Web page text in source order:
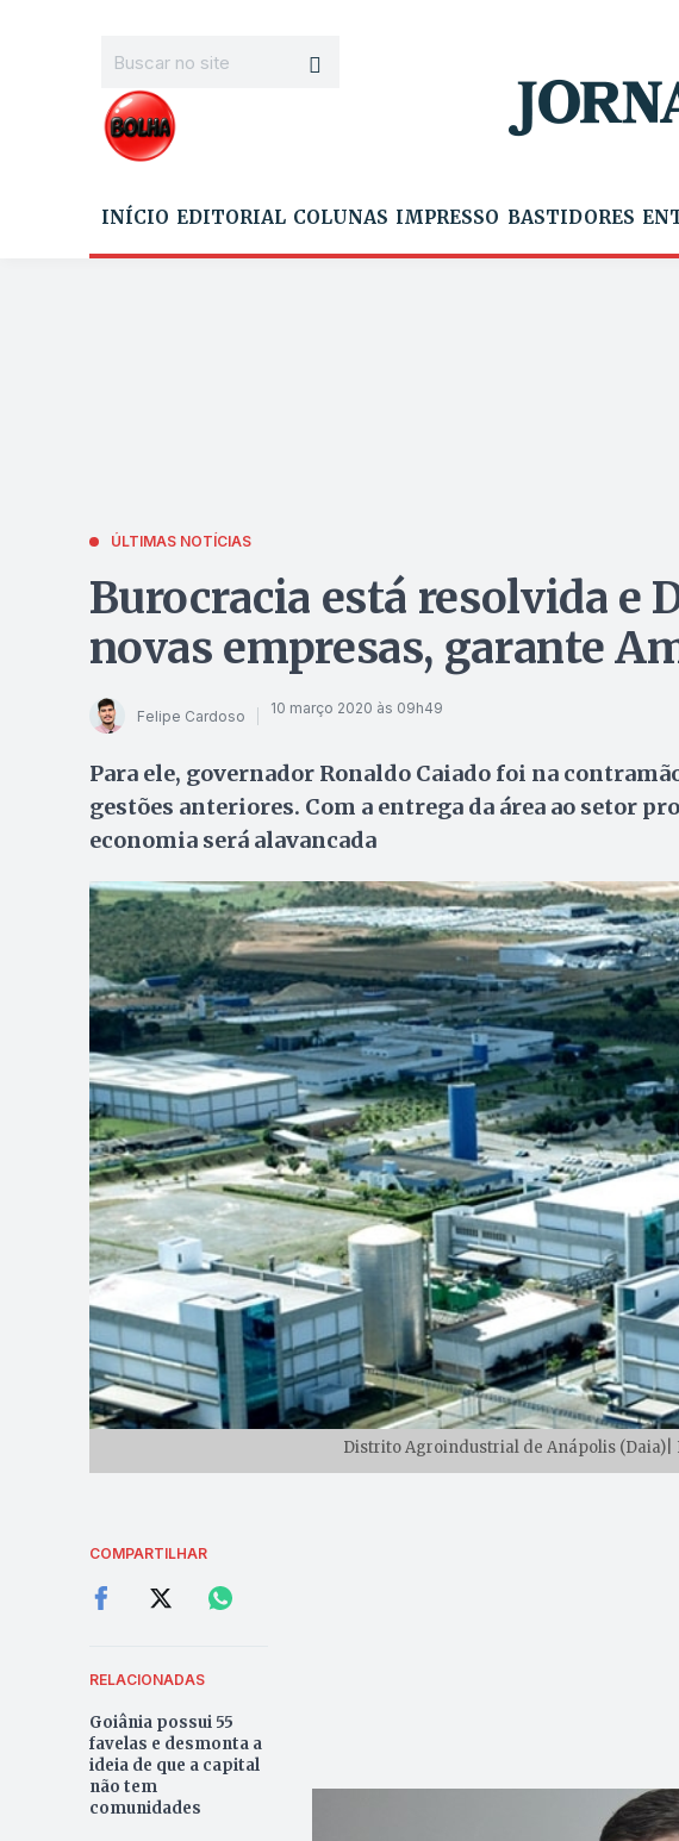
INÍCIO EDITORIAL COLUNAS IMPRESSO BASTIDORES
ÚLTIMAS NOTÍCIAS
Burocracia está resolvida e
novas empresas, garante
Felipe Cardoso 10 março 2020 às 09h49
Para ele, governador Ronaldo Caiado foi na
gestões anteriores. Com a entrega da área ao setor
economia será alavancada
Distrito Agroindustrial de Anápolis (Daia)|
COMPARTILHAR
RELACIONADAS
Goiânia possui 55
favelas e desmonta a
ideia de que a capital
não tem
comunidades